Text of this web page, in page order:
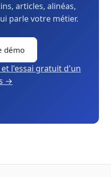
articles, alinéas,
parle votre métier.
démo
l'essai gratuit d'un
→